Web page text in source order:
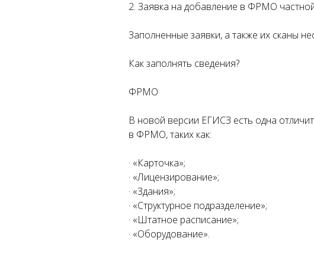
2. Заявка на добавление в ФРМО
Заполненные заявки, а также их сканы
Как заполнять сведения?
ФРМО
В новой версии ЕГИСЗ есть одна
в ФРМО, таких как:
· «Карточка»;
· «Лицензирование»;
· «Здания»;
· «Структурное подразделение»;
· «Штатное расписание»;
· «Оборудование».